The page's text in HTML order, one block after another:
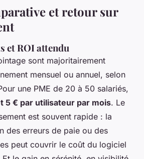
et retour sur
et ROI attendu
sont majoritairement
mensuel ou annuel, selon
une PME de 20 à 50 salariés,
5 € par utilisateur par mois. Le
est souvent rapide : la
des erreurs de paie ou des
peut couvrir le coût du logiciel